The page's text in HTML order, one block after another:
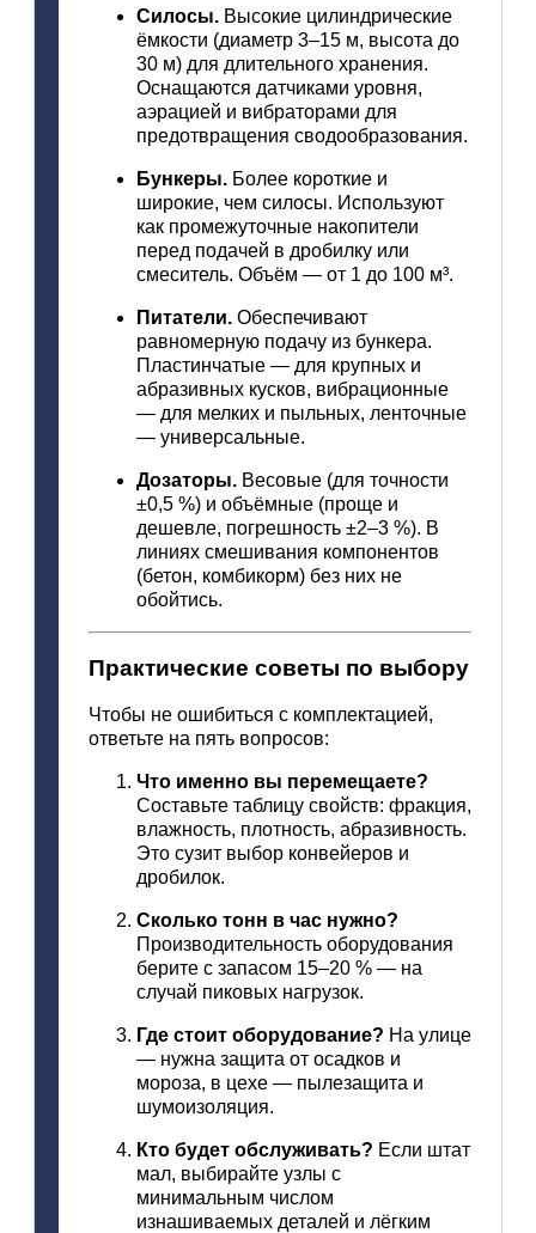
Силосы. Высокие цилиндрические
ёмкости (диаметр 3–15 м, высота до
30 м) для длительного хранения.
Оснащаются датчиками уровня,
аэрацией и вибраторами для
предотвращения сводообразования.
Бункеры. Более короткие и
широкие, чем силосы. Используют
как промежуточные накопители
перед подачей в дробилку или
смеситель. Объём — от 1 до 100 м³.
Питатели. Обеспечивают
равномерную подачу из бункера.
Пластинчатые — для крупных и
абразивных кусков, вибрационные
— для мелких и пыльных, ленточные
— универсальные.
Дозаторы. Весовые (для точности
±0,5 %) и объёмные (проще и
дешевле, погрешность ±2–3 %). В
линиях смешивания компонентов
(бетон, комбикорм) без них не
обойтись.
Практические советы по выбору
Чтобы не ошибиться с комплектацией,
ответьте на пять вопросов:
Что именно вы перемещаете?
Составьте таблицу свойств: фракция,
влажность, плотность, абразивность.
Это сузит выбор конвейеров и
дробилок.
Сколько тонн в час нужно?
Производительность оборудования
берите с запасом 15–20 % — на
случай пиковых нагрузок.
Где стоит оборудование? На улице
— нужна защита от осадков и
мороза, в цехе — пылезащита и
шумоизоляция.
Кто будет обслуживать? Если штат
мал, выбирайте узлы с
минимальным числом
изнашиваемых деталей и лёгким